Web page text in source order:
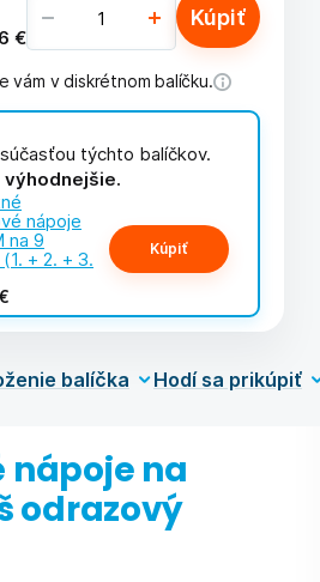
€
Kúpiť
vám v diskrétnom balíčku.
týchto balíčkov.
nápoje
na 9
+ 2. + 3.
Kúpiť
balíčka Hodí sa prikúpiť
nápoje na
odrazový